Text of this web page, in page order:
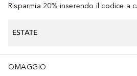
Risparmia 20% inserendo il codice a
ESTATE
OMAGGIO